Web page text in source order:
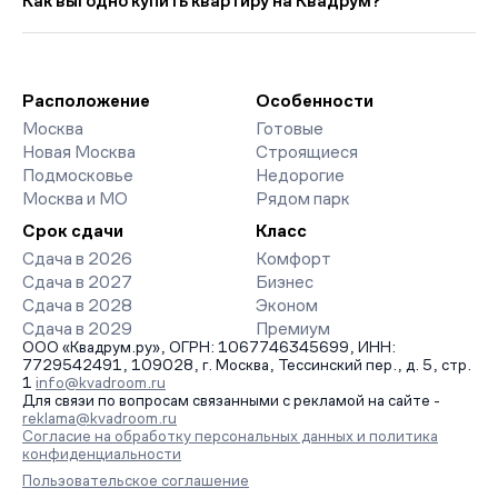
страницах ЖК доступны отзывы жильцов о качестве
строительства, интерактивный генплан корпусов, сроки
организует просмотр и поможет одобрить ипотеку по
минимальной ставке. Чтобы зафиксировать цену, оставьте
заявку на обратный звонок.
Расположение
Москва
Новая Москва
Подмосковье
Москва и МО
Особенности
Готовые
Строящиеся
Недорогие
Рядом парк
Срок сдачи
Сдача в 2026
Сдача в 2027
Сдача в 2028
Сдача в 2029
Класс
Комфорт
Бизнес
Эконом
Премиум
ООО «Квадрум.ру», ОГРН: 1067746345699, ИНН:
7729542491, 109028, г. Москва, Тессинский пер., д. 5, стр.
1 info@kvadroom.ru
Для связи по вопросам связанными с рекламой на сайте -
reklama@kvadroom.ru
Согласие на обработку персональных данных и политика
конфиденциальности
Пользовательское соглашение